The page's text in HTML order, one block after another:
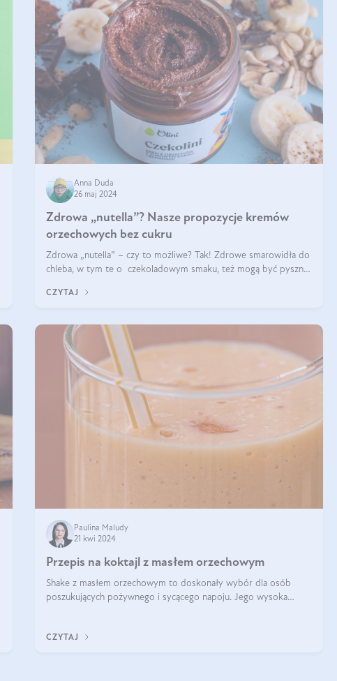
Anna Duda
26 maj 2024
Zdrowa „nutella”? Nasze propozycje kremów
orzechowych bez cukru
Zdrowa „nutella” – czy to możliwe? Tak! Zdrowe smarowidła do
chleba, w tym te o czekoladowym smaku, też mogą być pyszne.
CZYTAJ
Paulina Maludy
21 kwi 2024
Przepis na koktajl z masłem orzechowym
Shake z masłem orzechowym to doskonały wybór dla osób
poszukujących pożywnego i sycącego napoju. Jego wysoka
CZYTAJ